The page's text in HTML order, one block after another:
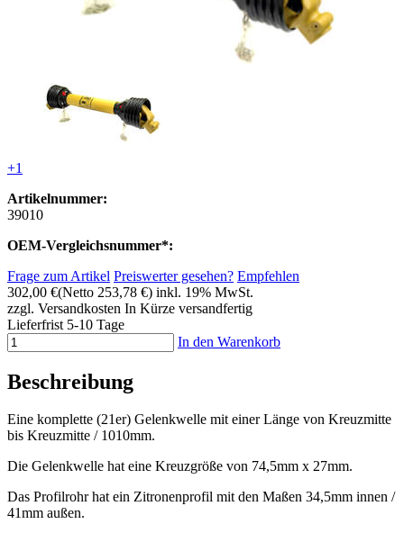
+1
Artikelnummer:
39010
OEM-Vergleichsnummer*:
Frage zum Artikel Preiswerter gesehen? Empfehlen
302,00 €(Netto 253,78 €) inkl. 19% MwSt.
zzgl. Versandkosten In Kürze versandfertig
Lieferfrist 5-10 Tage
In den Warenkorb
Beschreibung
Eine komplette (21er) Gelenkwelle mit einer Länge von Kreuzmitte
bis Kreuzmitte / 1010mm.
Die Gelenkwelle hat eine Kreuzgröße von 74,5mm x 27mm.
Das Profilrohr hat ein Zitronenprofil mit den Maßen 34,5mm innen /
41mm außen.